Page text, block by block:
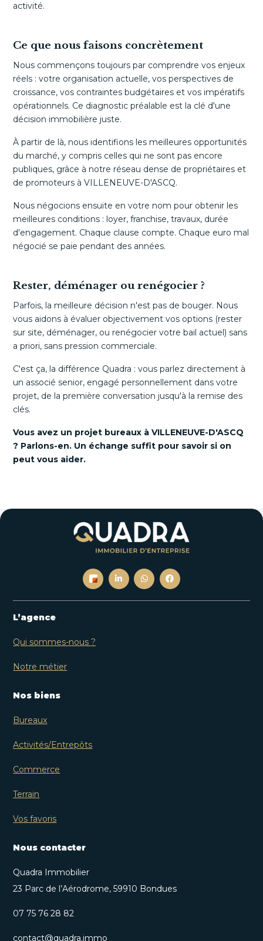
activité.
Ce que nous faisons concrètement
Nous commençons toujours par comprendre vos enjeux
réels : votre organisation actuelle, vos perspectives de
croissance, vos contraintes budgétaires et vos impératifs
opérationnels. Ce diagnostic préalable est la clé d'une
décision immobilière juste.
À partir de là, nous identifions les meilleures opportunités
du marché, y compris celles qui ne sont pas encore
publiques, grâce à notre réseau dense de propriétaires et
de promoteurs à VILLENEUVE-D'ASCQ.
Nous négocions ensuite en votre nom pour obtenir les
meilleures conditions : loyer, franchise, travaux, durée
d'engagement. Chaque clause compte. Chaque euro mal
négocié se paie pendant des années.
Rester, déménager ou renégocier ?
Parfois, la meilleure décision n'est pas de bouger. Nous
vous aidons à évaluer objectivement vos options (rester
sur site, déménager, ou renégocier votre bail actuel) sans
a priori, sans pression commerciale.
C'est ça, la différence Quadra : vous parlez directement à
un associé senior, engagé personnellement dans votre
projet, de la première conversation jusqu'à la remise des
clés.
Vous avez un projet bureaux à VILLENEUVE-D'ASCQ
? Parlons-en. Un échange suffit pour savoir si on
peut vous aider.
L’agence
Qui sommes-nous ?
Notre métier
Nos biens
Bureaux
Activités/Entrepôts
Commerce
Terrain
Vos favoris
Nous contacter
Quadra Immobilier
23 Parc de l’Aérodrome, 59910 Bondues
07 75 76 28 82
contact@quadra.immo